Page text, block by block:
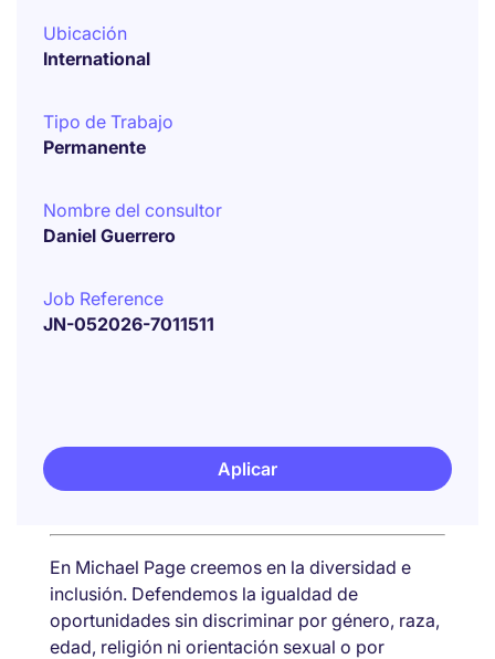
Ubicación
International
Tipo de Trabajo
Permanente
Nombre del consultor
Daniel Guerrero
Job Reference
JN-052026-7011511
Aplicar
En Michael Page creemos en la diversidad e
inclusión. Defendemos la igualdad de
oportunidades sin discriminar por género, raza,
edad, religión ni orientación sexual o por